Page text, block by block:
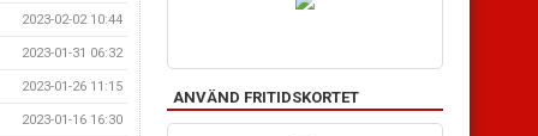
2023-02-02 10:44
2023-01-31 06:32
2023-01-26 11:15
2023-01-16 16:30
ANVÄND FRITIDSKORTET